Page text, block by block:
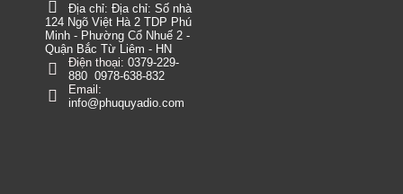
Địa chỉ: Địa chỉ: Số nhà
124 Ngõ Việt Hà 2 TDP Phú
Minh - Phường Cổ Nhuế 2 -
Quận Bắc Từ Liêm - HN
Điện thoại: 0379-229-
880 0978-638-832
Email:
info@phuquyadio.com